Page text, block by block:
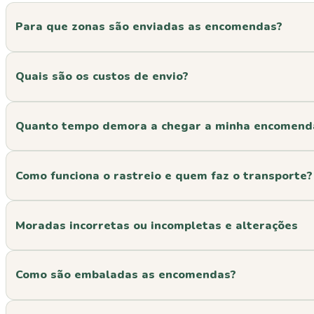
Para que zonas são enviadas as encomendas?
Quais são os custos de envio?
Quanto tempo demora a chegar a minha
Como funciona o rastreio e quem faz o transporte?
Moradas incorretas ou incompletas e alterações
Como são embaladas as encomendas?